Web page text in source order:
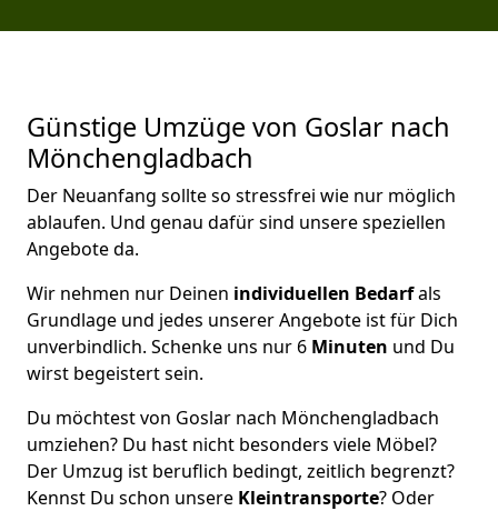
Günstige Umzüge von Goslar nach
Mönchen­gladbach
Der Neuanfang sollte so stressfrei wie nur möglich
ablaufen. Und genau dafür sind unsere speziellen
Angebote da.
Wir nehmen nur Deinen individuellen Bedarfals
Grundlage und jedes unserer Angebote ist für Dich
unverbindlich. Schenke uns nur 6 Minuten und Du
wirst begeistert sein.
Du möchtest von Goslar nach Mönchen­gladbach
umziehen? Du hast nicht besonders viele Möbel?
Der Umzug ist beruflich bedingt, zeitlich begrenzt?
Kennst Du schon unsere Kleintransporte? Oder